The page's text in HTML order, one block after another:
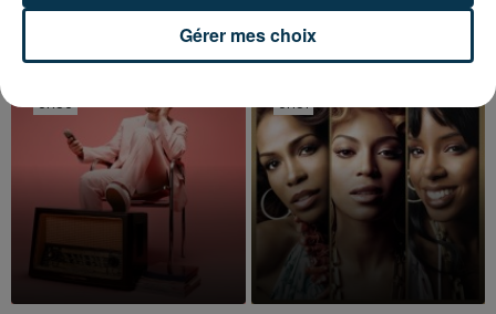
TITRES DIFFUSÉS
9h56
9h56 9h51
9h51
Gérer mes choix